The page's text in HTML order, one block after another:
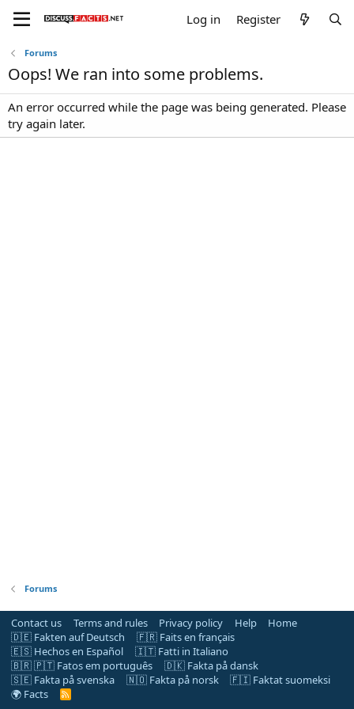
Log in Register
Forums
Oops! We ran into some problems.
An error occurred while the page was being generated. Please
try again later.
Forums
Contact us Terms and rules Privacy policy Help
Home
🇩🇪 Fakten auf Deutsch
🇫🇷 Faits en français
🇪🇸 Hechos en Español
🇮🇹 Fatti in Italiano
🇧🇷 🇵🇹 Fatos em português
🇩🇰 Fakta på dansk
🇸🇪 Fakta på svenska
🇳🇴 Fakta på norsk
🇫🇮 Faktat suomeksi
🌍 Facts
R